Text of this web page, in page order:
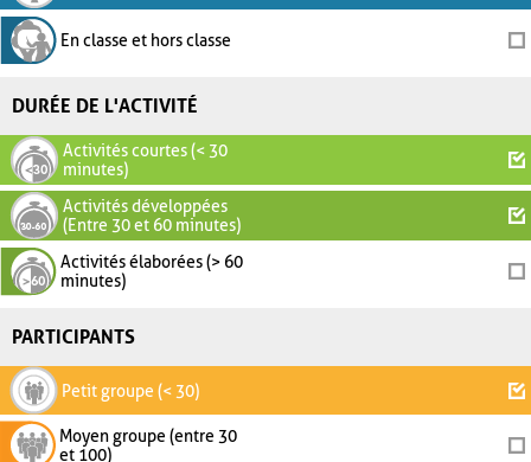
En classe et hors classe
DURÉE DE L'ACTIVITÉ
Activités courtes (< 30
minutes)
Activités développées
(Entre 30 et 60 minutes)
Activités élaborées (> 60
minutes)
PARTICIPANTS
Petit groupe (< 30)
Moyen groupe (entre 30
et 100)